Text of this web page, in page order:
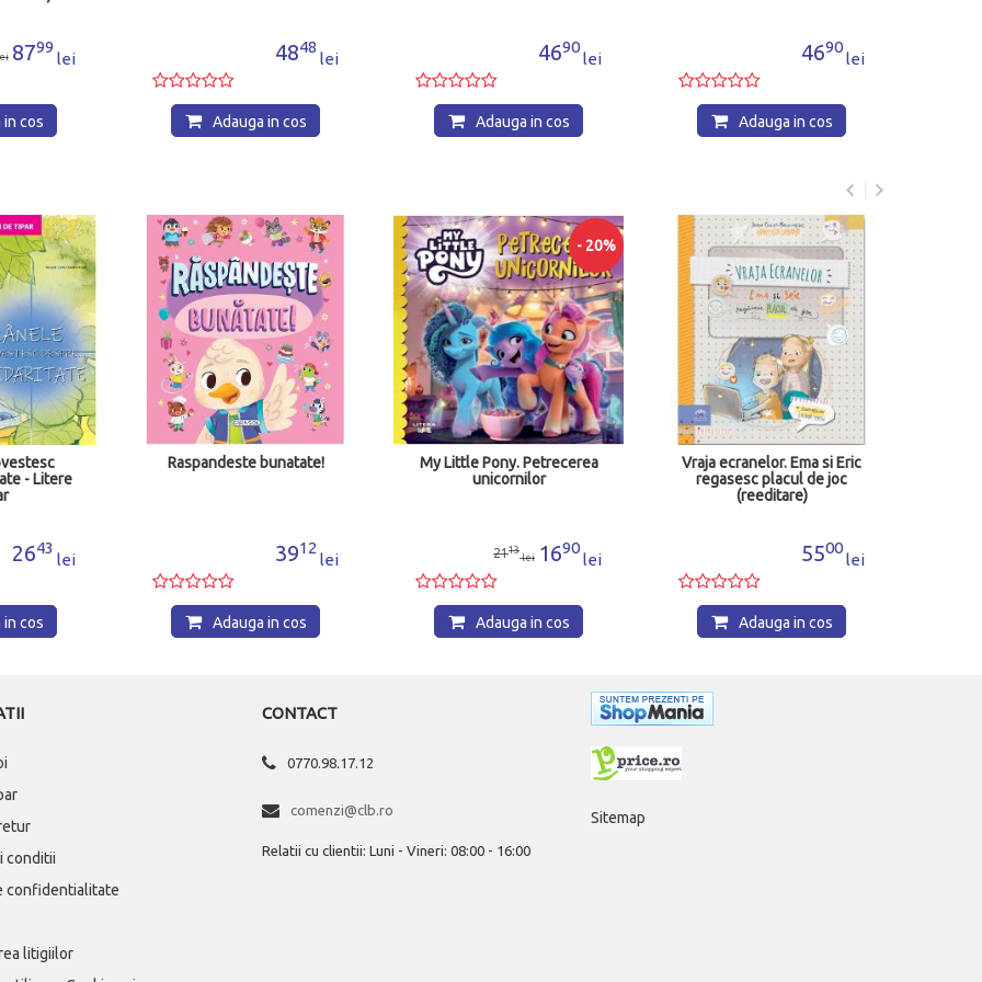
4848
lei
in cos
4690
lei
Adauga in cos
4690
lei
Adauga in cos
bunatate!
39
in cos
My Little Pony. Petrecerea
13
lei 16
Adauga in cos
Vraja ecranelor. Ema si Eric
regasesc placul de joc
55
Adauga in cos
Craciunozaurul si noaptea
de ajun
44 44
Adauga in cos
conditii
confidentialitate
litigiilor
CONTACT
0770.98.17.12
comenzi@clb.ro
Relatii cu clientii: Luni - Vineri: 08:00 - 16:00
Sitemap